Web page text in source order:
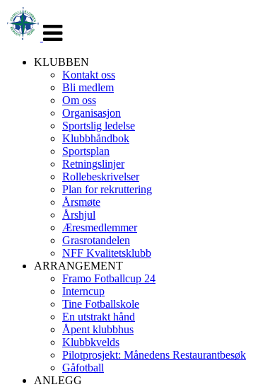
navigasjon
KLUBBEN
Kontakt oss
Bli medlem
Om oss
Organisasjon
Sportslig ledelse
Klubbhåndbok
Sportsplan
Retningslinjer
Rollebeskrivelser
Plan for rekruttering
Årsmøte
Årshjul
Æresmedlemmer
Grasrotandelen
NFF Kvalitetsklubb
ARRANGEMENT
Framo Fotballcup 24
Interncup
Tine Fotballskole
En utstrakt hånd
Åpent klubbhus
Klubbkvelds
Pilotprosjekt: Månedens Restaurantbesøk
Gåfotball
ANLEGG